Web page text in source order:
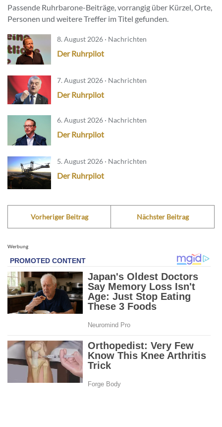
Passende Ruhrbarone-Beiträge, vorrangig über Kürzel, Orte,
Personen und weitere Treffer im Titel gefunden.
8. August 2026 · Nachrichten
Der Ruhrpilot
7. August 2026 · Nachrichten
Der Ruhrpilot
6. August 2026 · Nachrichten
Der Ruhrpilot
5. August 2026 · Nachrichten
Der Ruhrpilot
Vorheriger Beitrag Nächster Beitrag
Werbung